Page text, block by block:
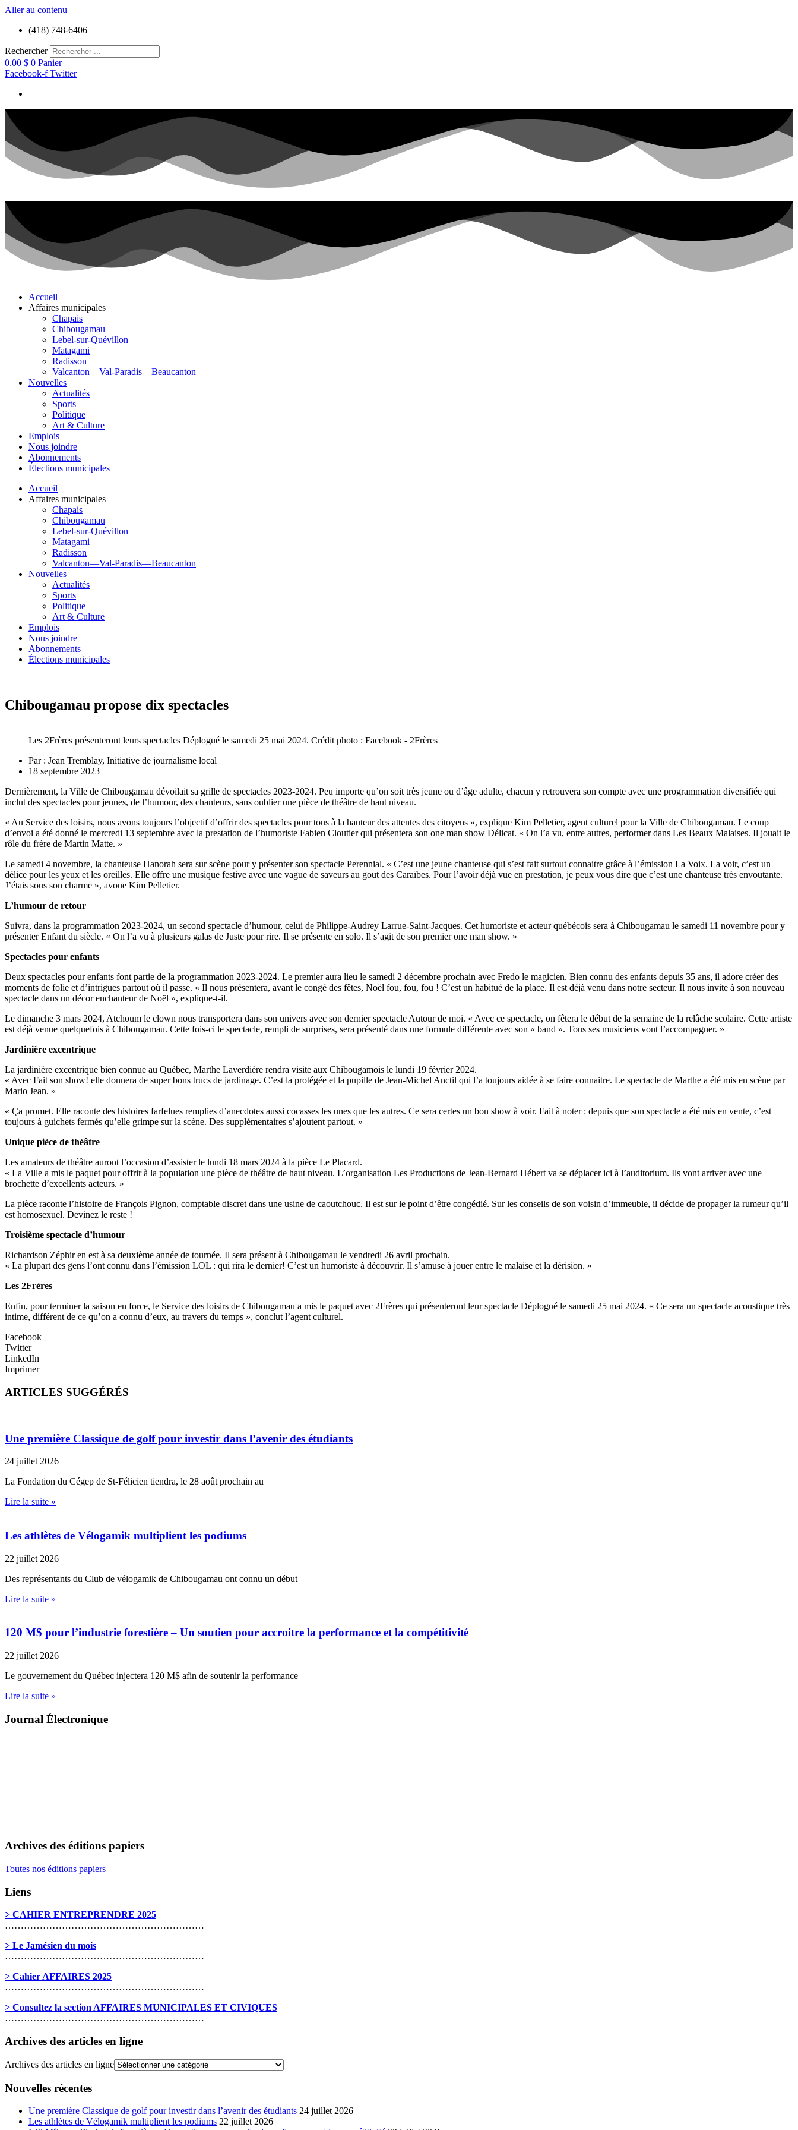
Aller au contenu
(418) 748-6406
Rechercher
0.00 $ 0 Panier
Facebook-f Twitter
Accueil
Affaires municipales
Chapais
Chibougamau
Lebel-sur-Quévillon
Matagami
Radisson
Valcanton—Val-Paradis—Beaucanton
Nouvelles
Actualités
Sports
Politique
Art & Culture
Emplois
Nous joindre
Abonnements
Élections municipales
Accueil
Affaires municipales
Chapais
Chibougamau
Lebel-sur-Quévillon
Matagami
Radisson
Valcanton—Val-Paradis—Beaucanton
Nouvelles
Actualités
Sports
Politique
Art & Culture
Emplois
Nous joindre
Abonnements
Élections municipales
Chibougamau propose dix spectacles
Les 2Frères présenteront leurs spectacles Déplogué le samedi 25 mai 2024. Crédit photo : Facebook - 2Frères
Par : Jean Tremblay, Initiative de journalisme local
18 septembre 2023
Dernièrement, la Ville de Chibougamau dévoilait sa grille de spectacles 2023-2024. Peu importe qu’on soit très jeune ou d’âge adulte, chacun y retrouvera son compte avec une programmation diversifiée qui
inclut des spectacles pour jeunes, de l’humour, des chanteurs, sans oublier une pièce de théâtre de haut niveau.
« Au Service des loisirs, nous avons toujours l’objectif d’offrir des spectacles pour tous à la hauteur des attentes des citoyens », explique Kim Pelletier, agent culturel pour la Ville de Chibougamau. Le coup
d’envoi a été donné le mercredi 13 septembre avec la prestation de l’humoriste Fabien Cloutier qui présentera son one man show Délicat. « On l’a vu, entre autres, performer dans Les Beaux Malaises. Il jouait le
rôle du frère de Martin Matte. »
Le samedi 4 novembre, la chanteuse Hanorah sera sur scène pour y présenter son spectacle Perennial. « C’est une jeune chanteuse qui s’est fait surtout connaitre grâce à l’émission La Voix. La voir, c’est un
délice pour les yeux et les oreilles. Elle offre une musique festive avec une vague de saveurs au gout des Caraïbes. Pour l’avoir déjà vue en prestation, je peux vous dire que c’est une chanteuse très envoutante.
J’étais sous son charme », avoue Kim Pelletier.
L’humour de retour
Suivra, dans la programmation 2023-2024, un second spectacle d’humour, celui de Philippe-Audrey Larrue-Saint-Jacques. Cet humoriste et acteur québécois sera à Chibougamau le samedi 11 novembre pour y
présenter Enfant du siècle. « On l’a vu à plusieurs galas de Juste pour rire. Il se présente en solo. Il s’agit de son premier one man show. »
Spectacles pour enfants
Deux spectacles pour enfants font partie de la programmation 2023-2024. Le premier aura lieu le samedi 2 décembre prochain avec Fredo le magicien. Bien connu des enfants depuis 35 ans, il adore créer des
moments de folie et d’intrigues partout où il passe. « Il nous présentera, avant le congé des fêtes, Noël fou, fou, fou ! C’est un habitué de la place. Il est déjà venu dans notre secteur. Il nous invite à son nouveau
spectacle dans un décor enchanteur de Noël », explique-t-il.
Le dimanche 3 mars 2024, Atchoum le clown nous transportera dans son univers avec son dernier spectacle Autour de moi. « Avec ce spectacle, on fêtera le début de la semaine de la relâche scolaire. Cette artiste
est déjà venue quelquefois à Chibougamau. Cette fois-ci le spectacle, rempli de surprises, sera présenté dans une formule différente avec son « band ». Tous ses musiciens vont l’accompagner. »
Jardinière excentrique
La jardinière excentrique bien connue au Québec, Marthe Laverdière rendra visite aux Chibougamois le lundi 19 février 2024.
« Avec Fait son show! elle donnera de super bons trucs de jardinage. C’est la protégée et la pupille de Jean-Michel Anctil qui l’a toujours aidée à se faire connaitre. Le spectacle de Marthe a été mis en scène par
Mario Jean. »
« Ça promet. Elle raconte des histoires farfelues remplies d’anecdotes aussi cocasses les unes que les autres. Ce sera certes un bon show à voir. Fait à noter : depuis que son spectacle a été mis en vente, c’est
toujours à guichets fermés qu’elle grimpe sur la scène. Des supplémentaires s’ajoutent partout. »
Unique pièce de théâtre
Les amateurs de théâtre auront l’occasion d’assister le lundi 18 mars 2024 à la pièce Le Placard.
« La Ville a mis le paquet pour offrir à la population une pièce de théâtre de haut niveau. L’organisation Les Productions de Jean-Bernard Hébert va se déplacer ici à l’auditorium. Ils vont arriver avec une
brochette d’excellents acteurs. »
La pièce raconte l’histoire de François Pignon, comptable discret dans une usine de caoutchouc. Il est sur le point d’être congédié. Sur les conseils de son voisin d’immeuble, il décide de propager la rumeur qu’il
est homosexuel. Devinez le reste !
Troisième spectacle d’humour
Richardson Zéphir en est à sa deuxième année de tournée. Il sera présent à Chibougamau le vendredi 26 avril prochain.
« La plupart des gens l’ont connu dans l’émission LOL : qui rira le dernier! C’est un humoriste à découvrir. Il s’amuse à jouer entre le malaise et la dérision. »
Les 2Frères
Enfin, pour terminer la saison en force, le Service des loisirs de Chibougamau a mis le paquet avec 2Frères qui présenteront leur spectacle Déplogué le samedi 25 mai 2024. « Ce sera un spectacle acoustique très
intime, différent de ce qu’on a connu d’eux, au travers du temps », conclut l’agent culturel.
Facebook
Twitter
LinkedIn
Imprimer
ARTICLES SUGGÉRÉS
Une première Classique de golf pour investir dans l’avenir des étudiants
24 juillet 2026
La Fondation du Cégep de St-Félicien tiendra, le 28 août prochain au
Lire la suite »
Les athlètes de Vélogamik multiplient les podiums
22 juillet 2026
Des représentants du Club de vélogamik de Chibougamau ont connu un début
Lire la suite »
120 M$ pour l’industrie forestière – Un soutien pour accroitre la performance et la compétitivité
22 juillet 2026
Le gouvernement du Québec injectera 120 M$ afin de soutenir la performance
Lire la suite »
Journal Électronique
Archives des éditions papiers
Toutes nos éditions papiers
Liens
> CAHIER ENTREPRENDRE 2025
………………………………………………………
> Le Jamésien du mois
………………………………………………………
> Cahier AFFAIRES 2025
………………………………………………………
> Consultez la section AFFAIRES MUNICIPALES ET CIVIQUES
………………………………………………………
Archives des articles en ligne
Archives des articles en ligne
Nouvelles récentes
Une première Classique de golf pour investir dans l’avenir des étudiants 24 juillet 2026
Les athlètes de Vélogamik multiplient les podiums 22 juillet 2026